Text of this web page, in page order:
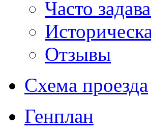
Часто
Отзывы
Схема проезда
Генплан